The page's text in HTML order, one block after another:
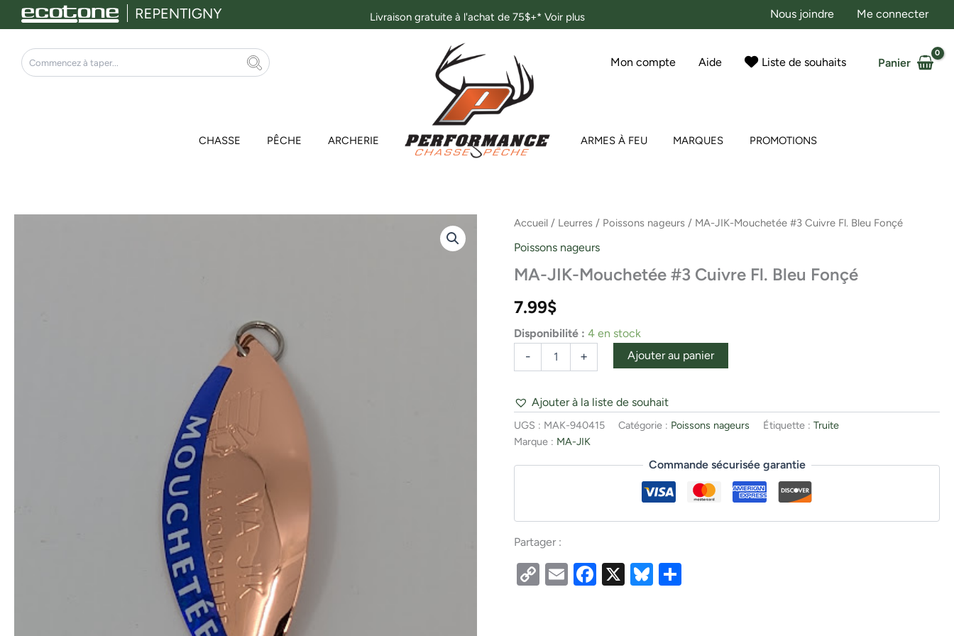
Aller
au
contenu
Livraison gratuite à l'achat de 75$+* Voir plus Nous joindre Me connecter
Rechercher
Mon compte Aide Liste de souhaits Panier
CHASSE PÊCHE ARCHERIE ARMES À FEU MARQUES PROMOTIONS
Accueil / Leurres / Poissons nageurs / MA-JIK-Mouchetée #3 Cuivre Fl. Bleu Fonçé
Poissons nageurs
MA-JIK-Mouchetée #3 Cuivre Fl. Bleu Fonçé
7.99$
Disponibilité : 4 en stock
-
quantité
MA-
Mouchetée
Cuivre
Bleu
+ Ajouter au panier
Ajouter à la liste de souhait
UGS : MAK-940415 Catégorie : Poissons nageurs Étiquette :Truite
Marque : MA-JIK
Commande sécurisée garantie
Partager :
CopyEmailFacebook
X Bluesky